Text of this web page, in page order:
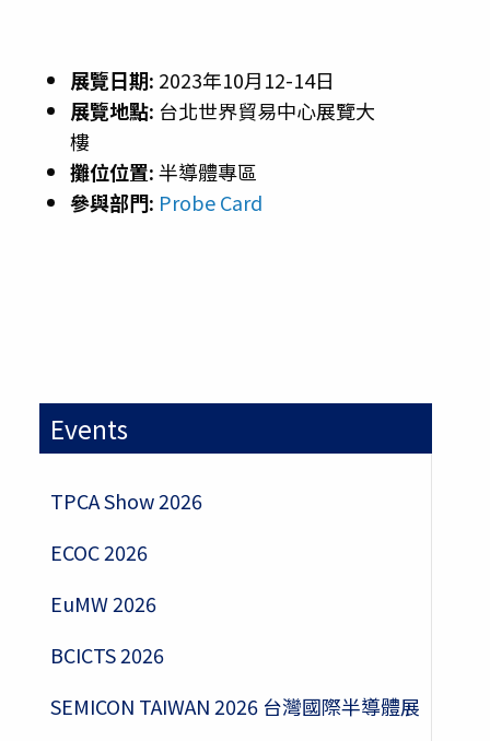
展覽日期: 2023年10月12-14日
展覽地點: 台北世界貿易中心展覽大
樓
攤位位置:半導體專區
參與部門: Probe Card
Events
TPCA Show 2026
ECOC 2026
EuMW 2026
BCICTS 2026
SEMICON TAIWAN 2026 台灣國際半導體展